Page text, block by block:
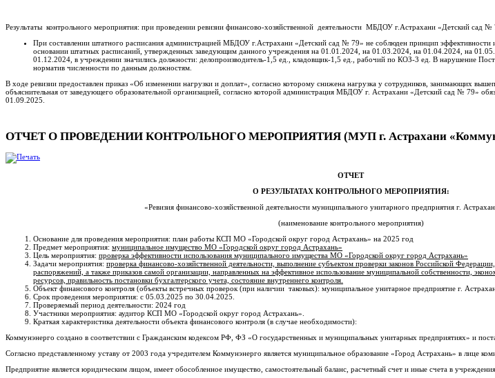
Результаты контрольного мероприятия: при проведении ревизии финансово-хозяйственной деятельности МБДОУ г.Астрахани «Детский сад
При составлении штатного расписания администрацией МБДОУ г.Астрахани «Детский сад № 79» не соблюден принцип
основании штатных расписаний, утвержденных заведующим данного учреждения на 01.01.2024, на 01.03.2024, на 01.04.2024, на
01.12.2024, в учреждении значились должности: делопроизводитель-1,5 ед., кладовщик-1,5 ед., рабочий по КОЗ-3 ед. В нарушение
норматив численности по данным должностям.
В ходе ревизии предоставлен приказ «Об изменении нагрузки и доплат», согласно которому снижена нагрузка у сотрудников, занимающих
объяснительная от заведующего образовательной организацией, согласно которой администрация МБДОУ г. Астрахани «Детский сад № 79»
01.09.2025.
ОТЧЕТ О ПРОВЕДЕНИИ КОНТРОЛЬНОГО МЕРОПРИЯТИЯ (МУП г. Астрахани
ОТЧЕТ
О РЕЗУЛЬТАТАХ КОНТРОЛЬНОГО МЕРОПРИЯТИЯ:
«Ревизия финансово-хозяйственной деятельности муниципального унитарного предприятия г.
(наименование контрольного мероприятия)
Основание для проведения мероприятия: план работы КСП МО «Городской округ город Астрахань» на 2025 год
Предмет мероприятия: муниципальное имущество МО «Городской округ город Астрахань»
Цель мероприятия: проверка эффективности использования муниципального имущества МО «Городской округ город Астрахань»
Задачи мероприятия: проверка финансово-хозяйственной деятельности, выполнение субъектом проверки законов Российской
распоряжений, а также приказов самой организации, направленных на эффективное использование муниципальной собственности,
ресурсов, правильность постановки бухгалтерского учета, состояние внутреннего контроля.
Объект финансового контроля (объекты встречных проверок (при наличии таковых): муниципальное унитарное предприятие г.
Срок проведения мероприятия: с 05.03.2025 по 30.04.2025.
Проверяемый период деятельности: 2024 год
Участники мероприятия: аудитор КСП МО «Городской округ город Астрахань».
Краткая характеристика деятельности объекта финансового контроля (в случае необходимости):
Коммунэнерго создано в соответствии с Гражданским кодексом РФ, ФЗ «О государственных и муниципальных унитарных предприятиях» и
Согласно представленному уставу от 2003 года учредителем Коммунэнерго является муниципальное образование «Город Астрахань» в лице
Предприятие является юридическим лицом, имеет обособленное имущество, самостоятельный баланс, расчетный счет и иные счета в